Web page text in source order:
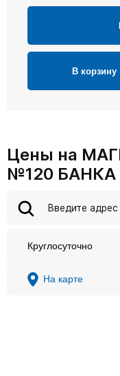
В корзину
Цены на
№120 БАНКА
Круглосуточно
На карте